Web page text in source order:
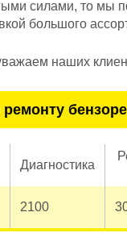
силами, то мы
большого
наших
Диагностика
2100